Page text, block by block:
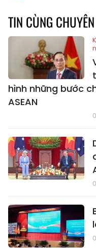
TIN CÙNG
hình những bước
ASEAN